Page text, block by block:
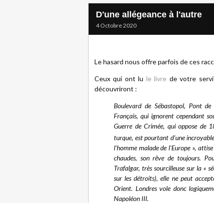
D'une allégeance à l'autre
4 Octobre 2020
Le hasard nous offre parfois de ces
Ceux qui ont lu le livre de votre
découvriront :
Boulevard de Sébastopol, Pont
Français, qui ignorent cependant
Guerre de Crimée, qui oppose de
turque, est pourtant d’une
l’homme malade de l’Europe »,
chaudes, son rêve de toujours.
Trafalgar, très sourcilleuse sur la «
sur les détroits), elle ne peut
Orient. Londres vole donc
Napoléon III.